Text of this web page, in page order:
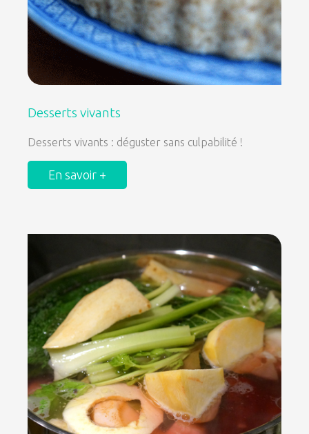
Desserts vivants
Desserts vivants : déguster sans culpabilité !
En savoir +